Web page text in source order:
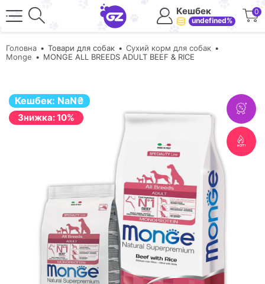
Кешбек
undefined%
0
Головна Товари для собак
Сухий корм для собак
Monge
MONGE ALL BREEDS ADULT BEEF & RICE
Кешбек: NaN₴
Знижка: 10%